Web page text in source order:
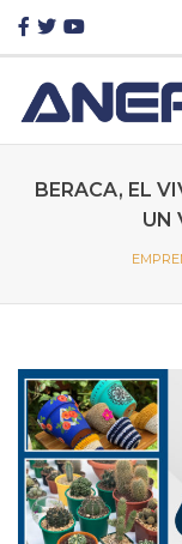
BERACA, EL
UN